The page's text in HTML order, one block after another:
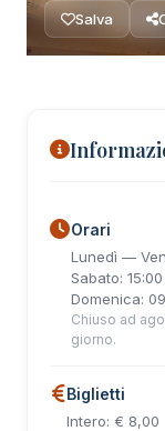
Salva
Orari
Lunedì —
Sabato:
Domenica:
Chiuso ad
giorno.
Biglietti
Intero: € 8,00